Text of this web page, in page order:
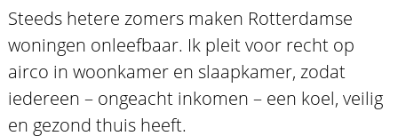
Steeds hetere zomers maken Rotterdamse
woningen onleefbaar. Ik pleit voor recht op
airco in woonkamer en slaapkamer, zodat
iedereen – ongeacht inkomen – een koel, veilig
en gezond thuis heeft.